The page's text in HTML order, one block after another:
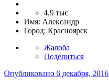
4,9 тыс
Имя: Александр
Город: Красноярск
Жалоба
Поделиться
Опубликовано 6 декабря, 2016